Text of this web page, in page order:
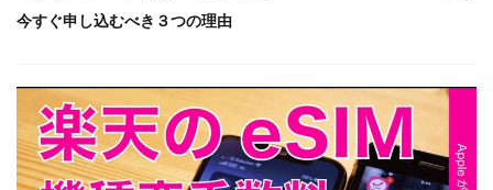
今すぐ申し込むべき３つの理由